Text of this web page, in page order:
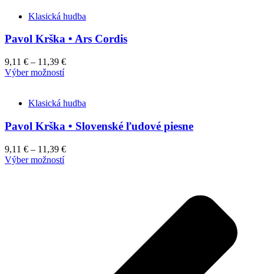
Klasická hudba
Pavol Krška • Ars Cordis
9,11 € – 11,39 €
Výber možnostíThis
multiple
The
may
be
chosen
Klasická hudba
Pavol Krška • Slovenské ľudové piesne
9,11 € – 11,39 €
Výber možnostíThis